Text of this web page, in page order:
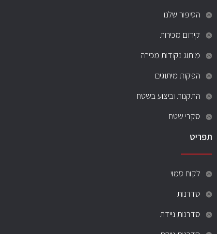
הסיפור שלנו
קידום מכירות
מיתוג נקודות מכירה
הפקות מיתוגים
התקנות וביצוע בשטח
סקרי שטח
תפריט
לקוח סמוי
סדרנות
סדרנות ניידת